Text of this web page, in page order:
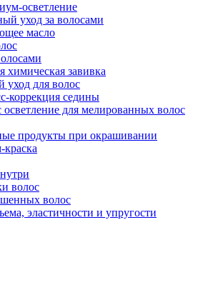
осветление
уход за волосами
масло
химическая завивка
для волос
коррекция седины
для мелированных волос
продукты при окрашивании
волос
волос
эластичности и упругости